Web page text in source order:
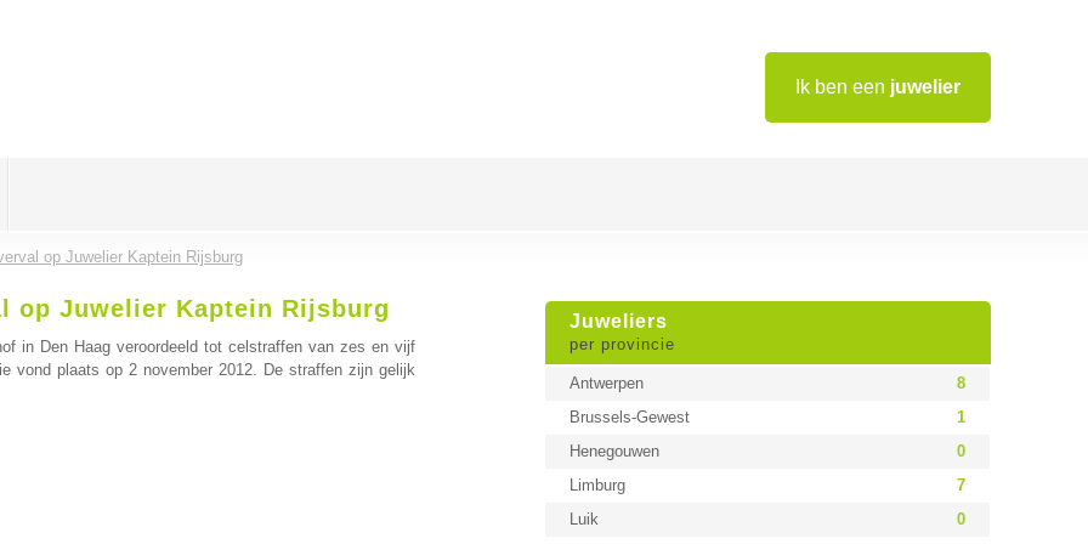
Ik ben een juwelier
op Juwelier Kaptein Rijsburg
Juweliers
per provincie
Antwerpen
8
Brussels-Gewest
1
Henegouwen
0
Limburg
7
Luik
0
op Juwelier Kaptein Rijsburg
in Den Haag veroordeeld tot celstraffen van zes en vijf
vond plaats op 2 november 2012. De straffen zijn gelijk